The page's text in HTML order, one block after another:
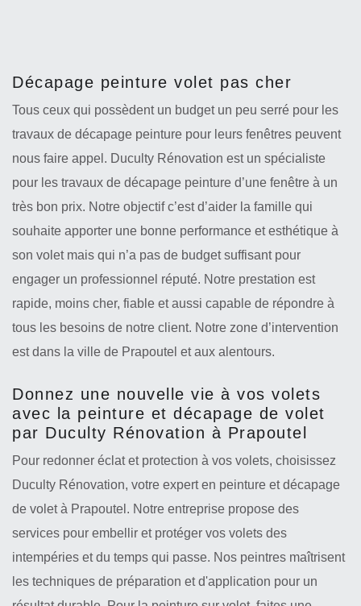
Décapage peinture volet pas cher
Tous ceux qui possèdent un budget un peu serré pour les
travaux de décapage peinture pour leurs fenêtres peuvent
nous faire appel. Duculty Rénovation est un spécialiste
pour les travaux de décapage peinture d’une fenêtre à un
très bon prix. Notre objectif c’est d’aider la famille qui
souhaite apporter une bonne performance et esthétique à
son volet mais qui n’a pas de budget suffisant pour
engager un professionnel réputé. Notre prestation est
rapide, moins cher, fiable et aussi capable de répondre à
tous les besoins de notre client. Notre zone d’intervention
est dans la ville de Prapoutel et aux alentours.
Donnez une nouvelle vie à vos volets
avec la peinture et décapage de volet
par Duculty Rénovation à Prapoutel
Pour redonner éclat et protection à vos volets, choisissez
Duculty Rénovation, votre expert en peinture et décapage
de volet à Prapoutel. Notre entreprise propose des
services pour embellir et protéger vos volets des
intempéries et du temps qui passe. Nos peintres maîtrisent
les techniques de préparation et d'application pour un